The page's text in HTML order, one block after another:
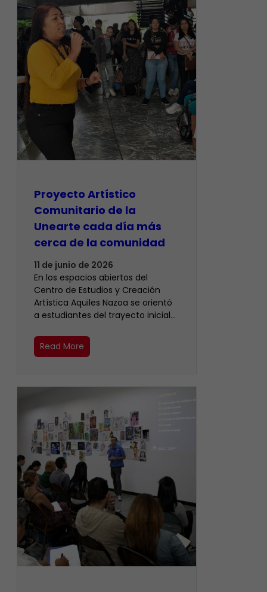
Proyecto Artístico
Comunitario de la
Unearte cada día más
cerca de la comunidad
11 de junio de 2026
En los espacios abiertos del
Centro de Estudios y Creación
Artística Aquiles Nazoa se orientó
a estudiantes del trayecto inicial…
Read More